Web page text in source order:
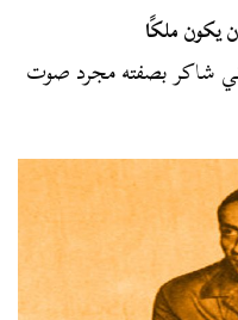
يكون ملكًا
شاكر بصفته مجرد صوت